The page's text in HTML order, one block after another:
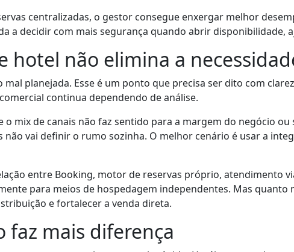
centralizadas, o gestor consegue enxergar melhor
a decidir com mais segurança quando abrir disponibilidade,
hotel não elimina a
planejada. Esse é um ponto que precisa ser dito com
continua dependendo de análise.
mix de canais não faz sentido para a margem do negócio ou
vai definir o rumo sozinha. O melhor cenário é usar a
entre Booking, motor de reservas próprio, atendimento
para meios de hospedagem independentes. Mas
e fortalecer a venda direta.
faz mais diferença